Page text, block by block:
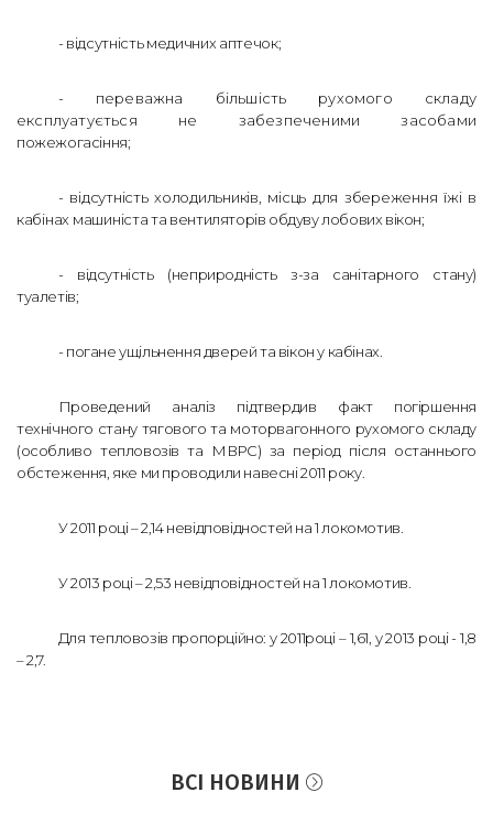
- відсутність медичних аптечок;
- переважна більшість рухомого складу
експлуатується не забезпеченими засобами
пожежогасіння;
- відсутність холодильників, місць для збереження їжі в
кабінах машиніста та вентиляторів обдуву лобових вікон;
- відсутність (неприродність з-за санітарного стану)
туалетів;
- погане ущільнення дверей та вікон у кабінах.
Проведений аналіз підтвердив факт погіршення
технічного стану тягового та моторвагонного рухомого складу
(особливо тепловозів та МВРС) за період після останнього
обстеження, яке ми проводили навесні 2011 року.
У 2011 році – 2,14 невідповідностей на 1 локомотив.
У 2013 році – 2,53 невідповідностей на 1 локомотив.
Для тепловозів пропорційно: у 2011році – 1,61, у 2013 році - 1,8
– 2,7.
ВСІ НОВИНИ